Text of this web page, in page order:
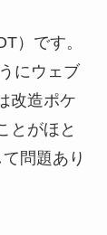
）です。
にウェブ
改造ポケ
とがほと
問題あり